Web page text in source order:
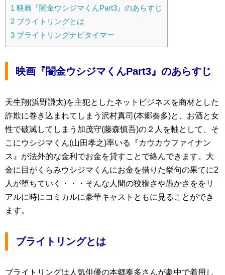
1 映画『闇金ウシジマくんPart3』のあらすじ
2 ブライトリングとは
3 ブライトリングナビタイマー
映画『闇金ウシジマくんPart3』のあらすじ
天生翔(浜野謙太)を主犯としたネットビジネスを商材とした
詐欺に巻き込まれてしまう沢村真司(本郷奏多)と、お酒と女
性で破滅してしまう加茂守(藤森慎吾)の２人を軸として、そ
こにウシジマくん(山田孝之)率いる『カウカウファイナン
ス』が法外的な金利でお金を貸すことで絡んできます。大
金に目がくらみウシジマくんにお金を借りた挙句の果てに2
人が堕ちていく・・・そんな人間の狡猾さや愚かさををリ
アルに時にコミカルに豪華キャストともに見ることができ
ます。
ブライトリングとは
ブライトリングは人気俳優の本郷奏多さんが劇中で着用し